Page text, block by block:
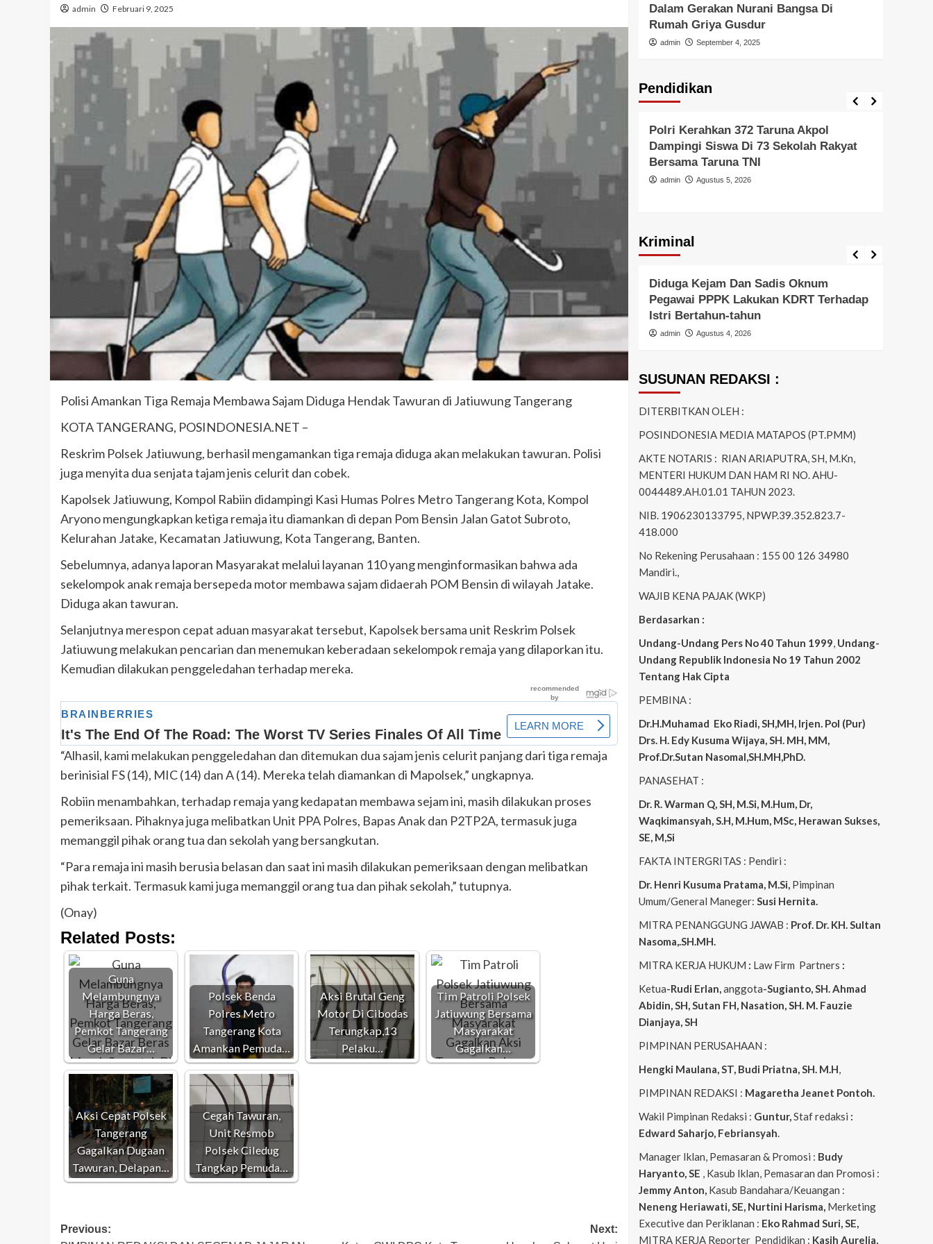
admin Februari 9, 2025
Polisi Amankan Tiga Remaja Membawa Sajam Diduga Hendak Tawuran di Jatiuwung Tangerang
KOTA TANGERANG, POSINDONESIA.NET –
Reskrim Polsek Jatiuwung, berhasil mengamankan tiga remaja diduga akan melakukan tawuran. Polisi
juga menyita dua senjata tajam jenis celurit dan cobek.
Kapolsek Jatiuwung, Kompol Rabiin didampingi Kasi Humas Polres Metro Tangerang Kota, Kompol
Aryono mengungkapkan ketiga remaja itu diamankan di depan Pom Bensin Jalan Gatot Subroto,
Kelurahan Jatake, Kecamatan Jatiuwung, Kota Tangerang, Banten.
Sebelumnya, adanya laporan Masyarakat melalui layanan 110 yang menginformasikan bahwa ada
sekelompok anak remaja bersepeda motor membawa sajam didaerah POM Bensin di wilayah Jatake.
Diduga akan tawuran.
Selanjutnya merespon cepat aduan masyarakat tersebut, Kapolsek bersama unit Reskrim Polsek
Jatiuwung melakukan pencarian dan menemukan keberadaan sekelompok remaja yang dilaporkan itu.
Kemudian dilakukan penggeledahan terhadap mereka.
“Alhasil, kami melakukan penggeledahan dan ditemukan dua sajam jenis celurit panjang dari tiga remaja
berinisial FS (14), MIC (14) dan A (14). Mereka telah diamankan di Mapolsek,” ungkapnya.
Robiin menambahkan, terhadap remaja yang kedapatan membawa sejam ini, masih dilakukan proses
pemeriksaan. Pihaknya juga melibatkan Unit PPA Polres, Bapas Anak dan P2TP2A, termasuk juga
memanggil pihak orang tua dan sekolah yang bersangkutan.
“Para remaja ini masih berusia belasan dan saat ini masih dilakukan pemeriksaan dengan melibatkan
pihak terkait. Termasuk kami juga memanggil orang tua dan pihak sekolah,” tutupnya.
(Onay)
Related Posts:
Guna
Melambungnya
Harga Beras,
Pemkot Tangerang
Gelar Bazar…
Polsek Benda
Polres Metro
Tangerang Kota
Amankan Pemuda…
Aksi Brutal Geng
Motor Di Cibodas
Terungkap,13
Pelaku…
Tim Patroli Polsek
Jatiuwung Bersama
Masyarakat
Gagalkan…
Aksi Cepat Polsek
Tangerang
Gagalkan Dugaan
Tawuran, Delapan…
Cegah Tawuran,
Unit Resmob
Polsek Ciledug
Tangkap Pemuda…
Post
Previous:
Next:
Dalam Gerakan Nurani Bangsa Di
Rumah Griya Gusdur
admin September 4, 2025
Pendidikan
DP3AP2KB Kota Tangerang Kolaborasi
Lintas Komunitas Harmoni Gerakan
Bersama,80 Guru SD Mengikuti
Pendidikan
Polri Kerahkan 372 Taruna Akpol
Dampingi Siswa Di 73 Sekolah Rakyat
Bersama Taruna TNI
admin Agustus 5, 2026
Kriminal
Kecelakaan Kriminal
Warga diduga di tabrak mobil sampah,
terjatuh di truk lalu di sengat kabil optic
meninggal di tempat.
admin Juni 11, 2025
Berita Polisi
Diduga Kejam Dan Sadis Oknum
Pegawai PPPK Lakukan KDRT Terhadap
Istri Bertahun-tahun
admin Agustus 4, 2026
SUSUNAN REDAKSI :
DITERBITKAN OLEH :
POSINDONESIA MEDIA MATAPOS (PT.PMM)
AKTE NOTARIS : RIAN ARIAPUTRA, SH, M.Kn,
MENTERI HUKUM DAN HAM RI NO. AHU-
0044489.AH.01.01 TAHUN 2023.
NIB. 1906230133795, NPWP.39.352.823.7-
418.000
No Rekening Perusahaan : 155 00 126 34980
Mandiri.,
WAJIB KENA PAJAK (WKP)
Berdasarkan :
Undang-Undang Pers No 40 Tahun 1999, Undang-
Undang Republik Indonesia No 19 Tahun 2002
Tentang Hak Cipta
PEMBINA :
Dr.H.Muhamad Eko Riadi, SH,MH, Irjen. Pol (Pur)
Drs. H. Edy Kusuma Wijaya, SH. MH, MM,
Prof.Dr.Sutan Nasomal,SH.MH,PhD.
PANASEHAT :
Dr. R. Warman Q, SH, M.Si, M.Hum, Dr,
Waqkimansyah, S.H, M.Hum, MSc, Herawan Sukses,
SE, M,Si
FAKTA INTERGRITAS : Pendiri :
Dr. Henri Kusuma Pratama, M.Si, Pimpinan
Umum/General Maneger: Susi Hernita.
MITRA PENANGGUNG JAWAB : Prof. Dr. KH. Sultan
Nasoma,.SH.MH.
MITRA KERJA HUKUM : Law Firm Partners :
Ketua-Rudi Erlan,anggota-Sugianto, SH. Ahmad
Abidin, SH, Sutan FH, Nasation, SH. M. Fauzie
Dianjaya, SH
PIMPINAN PERUSAHAAN :
Hengki Maulana, ST, Budi Priatna, SH. M.H,
PIMPINAN REDAKSI : Magaretha Jeanet Pontoh.
Wakil Pimpinan Redaksi : Guntur,Staf redaksi :
Edward Saharjo, Febriansyah.
Manager Iklan, Pemasaran & Promosi : Budy
Haryanto, SE , Kasub Iklan, Pemasaran dan Promosi :
Jemmy Anton, Kasub Bandahara/Keuangan :
Neneng Heriawati, SE, Nurtini Harisma, Merketing
Executive dan Periklanan : Eko Rahmad Suri, SE,
MITRA KERJA Reporter Pendidikan : Kasih Aurelia,